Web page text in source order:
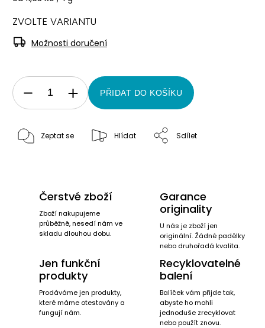
ZVOLTE VARIANTU
Možnosti doručení
PŘIDAT DO KOŠÍKU
Zeptat se Hlídat Sdílet
Čerstvé zboží
Zboží nakupujeme
průběžně, nesedí nám ve
skladu dlouhou dobu.
Garance
originality
U nás je zboží jen
originální. Žádné padělky
nebo druhořadá kvalita.
Jen funkční
produkty
Prodáváme jen produkty,
které máme otestovány a
fungují nám.
Recyklovatelné
balení
Balíček vám přijde tak,
abyste ho mohli
jednoduše zrecyklovat
nebo použít znovu.